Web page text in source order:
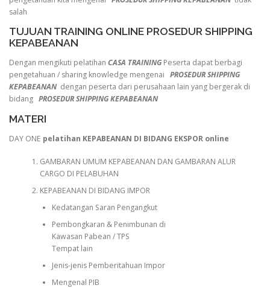
salah
TUJUAN TRAINING ONLINE PROSEDUR SHIPPING
KEPABEANAN
Dengan mengikuti pelatihan CASA TRAINING Peserta dapat berbagi
pengetahuan / sharing knowledge mengenai PROSEDUR SHIPPING
KEPABEANAN dengan peserta dari perusahaan lain yang bergerak di
bidang PROSEDUR SHIPPING KEPABEANAN
MATERI
DAY ONE pelatihan KEPABEANAN DI BIDANG EKSPOR online
GAMBARAN UMUM KEPABEANAN DAN GAMBARAN ALUR
CARGO DI PELABUHAN
KEPABEANAN DI BIDANG IMPOR
Kedatangan Saran Pengangkut
Pembongkaran & Penimbunan di
Kawasan Pabean / TPS
Tempat lain
Jenis-jenis Pemberitahuan Impor
Mengenal PIB